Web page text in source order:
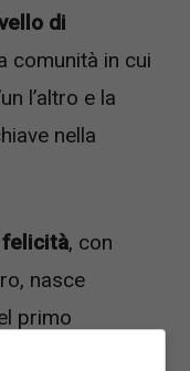
di
comunità in cui
l’altro e la
nella
felicità, con
nasce
primo
di definire